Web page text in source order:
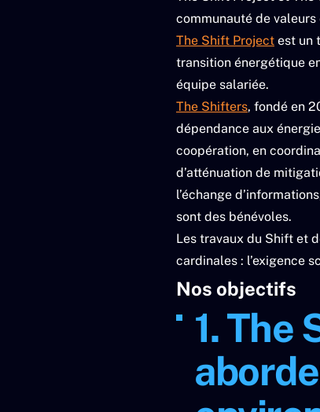
communauté de
The Shift Project est un
transition énergétique
équipe salariée.
The Shifters, fondé en
dépendance aux
coopération, en
d’atténuation de
l’échange
sont des bénévoles.
Les travaux du Shift et
cardinales : l’exigence
Nos objectifs
1.The